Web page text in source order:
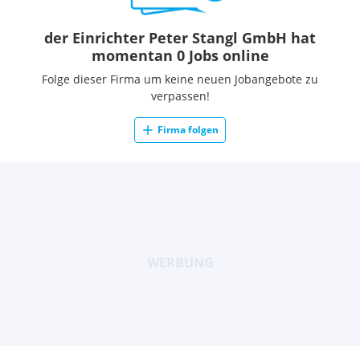
der Einrichter Peter Stangl GmbH hat
momentan 0 Jobs online
Folge dieser Firma um keine neuen Jobangebote zu
verpassen!
Firma folgen